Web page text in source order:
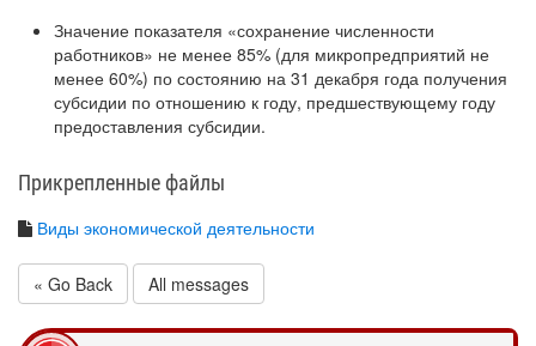
Значение показателя «сохранение численности
работников» не менее 85% (для микропредприятий не
менее 60%) по состоянию на 31 декабря года получения
субсидии по отношению к году, предшествующему году
предоставления субсидии.
Прикрепленные файлы
Виды экономической деятельности
« Go Back All messages